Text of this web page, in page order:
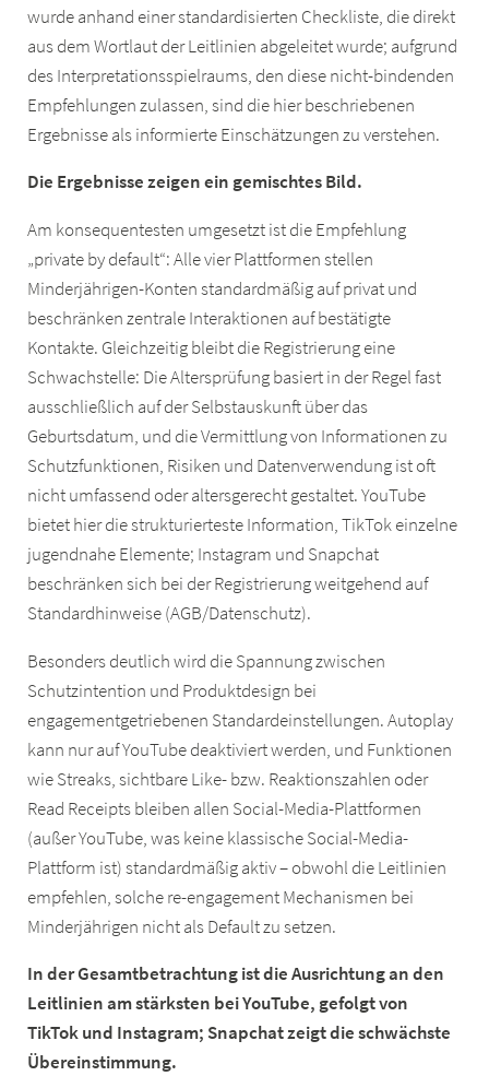
wurde anhand einer standardisierten Checkliste, die direkt
aus dem Wortlaut der Leitlinien abgeleitet wurde; aufgrund
des Interpretationsspielraums, den diese nicht-bindenden
Empfehlungen zulassen, sind die hier beschriebenen
Ergebnisse als informierte Einschätzungen zu verstehen.
Die Ergebnisse zeigen ein gemischtes Bild.
Am konsequentesten umgesetzt ist die Empfehlung
„private by default“: Alle vier Plattformen stellen
Minderjährigen-Konten standardmäßig auf privat und
beschränken zentrale Interaktionen auf bestätigte
Kontakte. Gleichzeitig bleibt die Registrierung eine
Schwachstelle: Die Altersprüfung basiert in der Regel fast
ausschließlich auf der Selbstauskunft über das
Geburtsdatum, und die Vermittlung von Informationen zu
Schutzfunktionen, Risiken und Datenverwendung ist oft
nicht umfassend oder altersgerecht gestaltet. YouTube
bietet hier die strukturierteste Information, TikTok einzelne
jugendnahe Elemente; Instagram und Snapchat
beschränken sich bei der Registrierung weitgehend auf
Standardhinweise (AGB/Datenschutz).
Besonders deutlich wird die Spannung zwischen
Schutzintention und Produktdesign bei
engagementgetriebenen Standardeinstellungen. Autoplay
kann nur auf YouTube deaktiviert werden, und Funktionen
wie Streaks, sichtbare Like- bzw. Reaktionszahlen oder
Read Receipts bleiben allen Social-Media-Plattformen
(außer YouTube, was keine klassische Social-Media-
Plattform ist) standardmäßig aktiv – obwohl die Leitlinien
empfehlen, solche re-engagement Mechanismen bei
Minderjährigen nicht als Default zu setzen.
In der Gesamtbetrachtung ist die Ausrichtung an den
Leitlinien am stärksten bei YouTube, gefolgt von
TikTok und Instagram; Snapchat zeigt die schwächste
Übereinstimmung.